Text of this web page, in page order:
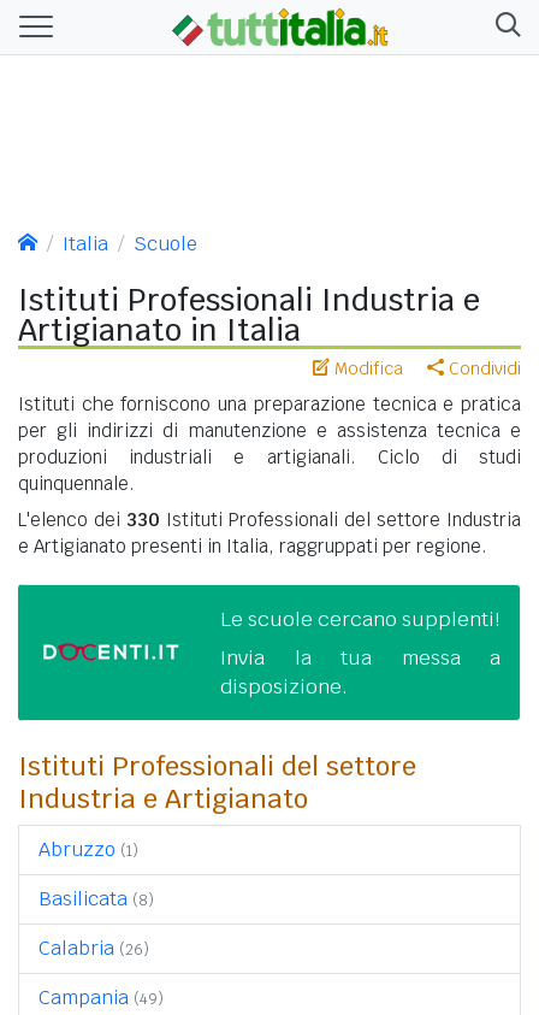
Italia Scuole
Istituti Professionali Industria e
Artigianato in Italia
Modifica Condividi
Istituti che forniscono una preparazione tecnica e pratica
per gli indirizzi di manutenzione e assistenza tecnica e
produzioni industriali e artigianali. Ciclo di studi
quinquennale.
L'elenco dei 330 Istituti Professionali del settore Industria
e Artigianato presenti in Italia, raggruppati per regione.
Le scuole cercano supplenti!
Invia la tua messa a
disposizione.
Istituti Professionali del settore
Industria e Artigianato
Abruzzo (1)
Basilicata (8)
Calabria (26)
Campania (49)